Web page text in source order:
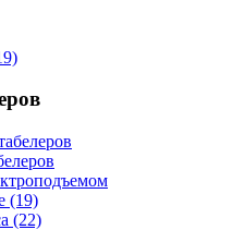
(19)
(22)